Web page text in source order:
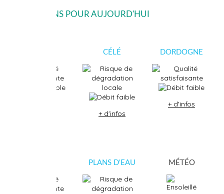
> PRÉVISIONS POUR AUJOURD'HUI
CÉLÉ
+ d'infos
DORDOGNE
+ d'infos
PLANS D'EAU MÉTÉO